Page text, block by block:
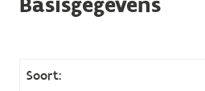
Soort: